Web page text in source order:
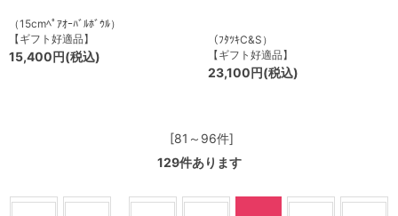
（15cmﾍﾟｱｵｰﾊﾞﾙﾎﾞｳﾙ）
【ギフト好適品】
15,400円(税込)
（ﾌﾀﾂｷC&S）
【ギフト好適品】
23,100円(税込)
[81～96件]
129件あります